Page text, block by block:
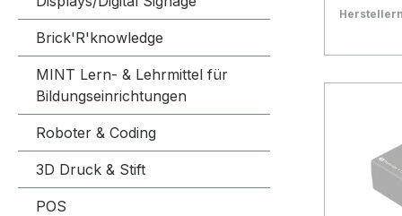
Brick'R'knowledge
MINT Lern- & Lehrmittel für
Bildungseinrichtungen
Roboter & Coding
3D Druck & Stift
POS
50121-4
Daten
In den